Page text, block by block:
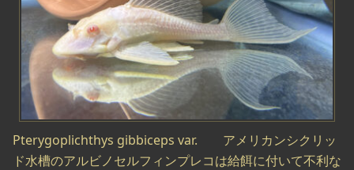
Pterygoplichthys gibbiceps var. アメリカンシクリッ
ド水槽のアルビノセルフィンプレコは給餌に付いて不利な